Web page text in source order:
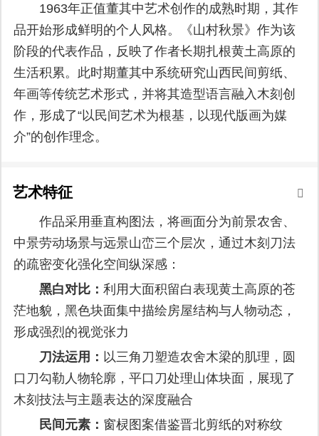
1963年正值董其中艺术创作的成熟时期，其作
品开始形成鲜明的个人风格。《山村秋景》作为该
阶段的代表作品，反映了作者长期扎根黄土高原的
生活积累。此时期董其中系统研究山西民间剪纸、
年画等传统艺术形式，并将其造型语言融入木刻创
作，形成了“以民间艺术为根基，以现代版画为媒
介”的创作理念。
艺术特征
作品采用垂直构图法，将画面分为前景农舍、
中景劳动场景与远景山峦三个层次，通过木刻刀法
的疏密变化强化空间纵深感：
黑白对比： 利用大面积留白表现黄土高原的苍
茫地貌，黑色块面集中描绘房屋结构与人物动态，
形成强烈的视觉张力
刀法运用： 以三角刀塑造农舍木梁的肌理，圆
口刀勾勒人物轮廓，平口刀处理山体块面，展现了
木刻技法与主题表达的深度融合
民间元素： 窗棂图案借鉴晋北剪纸的对称纹